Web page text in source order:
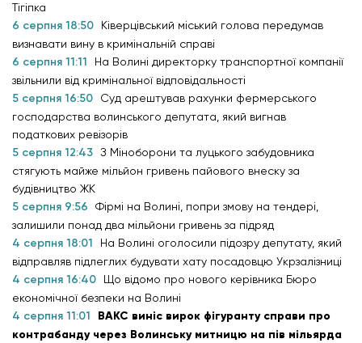
Тігіпка
6 серпня 18:50
Ківерцівський міський голова передумав
визнавати вину в кримінальній справі
6 серпня 11:11
На Волині директорку транспортної компанії
звільнили від кримінальної відповідальності
5 серпня 16:50
Суд арештував рахунки фермерського
господарства волинського депутата, який вигнав
податкових ревізорів
5 серпня 12:43 З Міноборони та луцького забудовника
стягують майже мільйон гривень пайового внеску за
будівництво ЖК
5 серпня 9:56
Фірмі на Волині, попри змову на тендері,
залишили понад два мільйони гривень за підряд
4 серпня 18:01
На Волині оголосили підозру депутату, який
відправляв підлеглих будувати хату посадовцю Укрзалізниці
4 серпня 16:40
Що відомо про нового керівника Бюро
економічної безпеки на Волині
4 серпня 11:01
ВАКС виніс вирок фігуранту справи про
контрабанду через Волинську митницю на пів мільярда